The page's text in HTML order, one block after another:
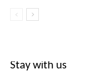
Stay with us